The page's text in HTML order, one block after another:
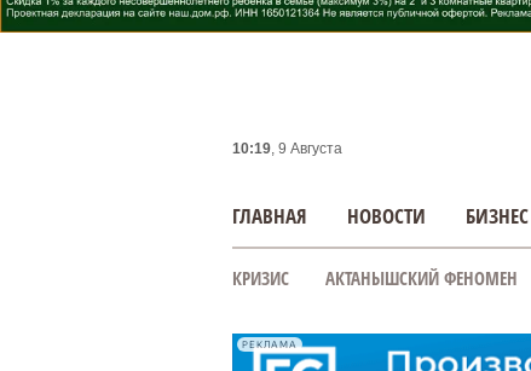
10:19, 9 Августа
ГЛАВНАЯ НОВОСТИ БИЗНЕС
КРИЗИС АКТАНЫШСКИЙ ФЕНОМЕН
РЕКЛАМА